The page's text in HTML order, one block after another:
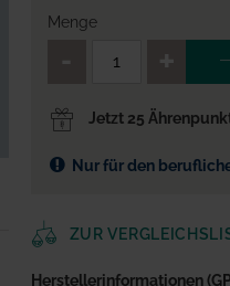
Menge
Jetzt 25
Nur für den
ZUR
Herstellerinformationen